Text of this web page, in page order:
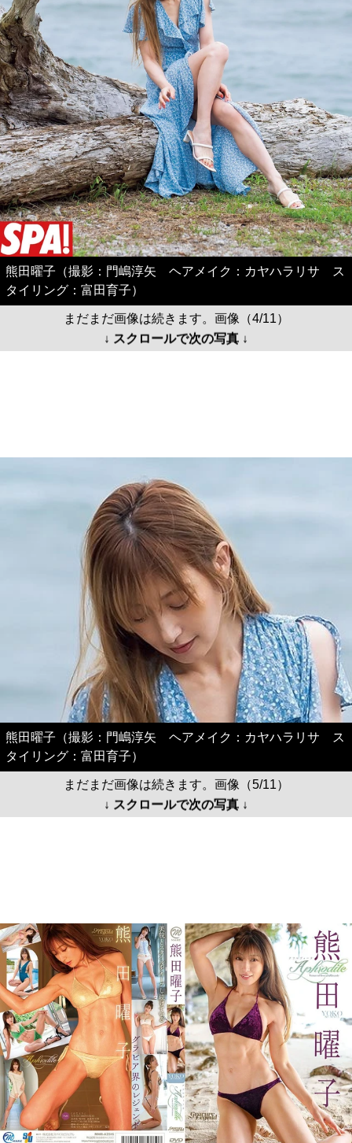
熊田曜子（撮影：門嶋淳矢 ヘアメイク：カヤハラリサ ス
タイリング：富田育子）
まだまだ画像は続きます。画像（4/11）
↓ スクロールで次の写真 ↓
熊田曜子（撮影：門嶋淳矢 ヘアメイク：カヤハラリサ ス
タイリング：富田育子）
まだまだ画像は続きます。画像（5/11）
↓ スクロールで次の写真 ↓